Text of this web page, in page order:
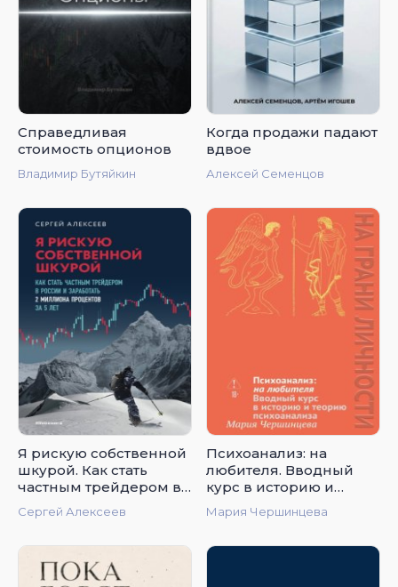
Справедливая
стоимость опционов
Владимир Бутяйкин
Когда продажи падают
вдвое
Алексей Семенцов
Я рискую собственной
шкурой. Как стать
частным трейдером в
России и заработать 2
миллиона процентов
Сергей Алексеев
Психоанализ: на
любителя. Вводный
курс в историю и
Мария Чершинцева